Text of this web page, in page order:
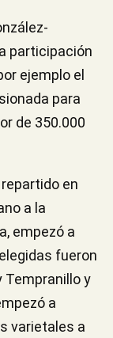
participación
ejemplo el
para
de 350.000
en
a la
empezó a
fueron
Tempranillo y
a
varietales a